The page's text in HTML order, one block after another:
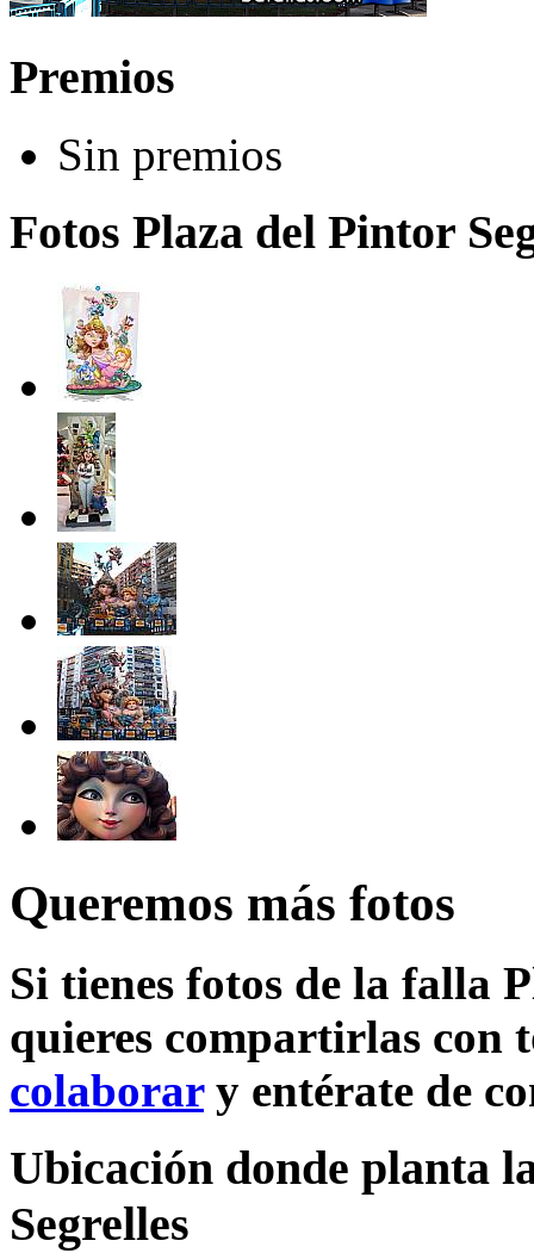
Premios
Sin premios
Fotos Plaza del Pintor
Queremos más fotos
Si tienes fotos de la falla
quieres compartirlas con
colaborary entérate de
Ubicación donde planta
Segrelles